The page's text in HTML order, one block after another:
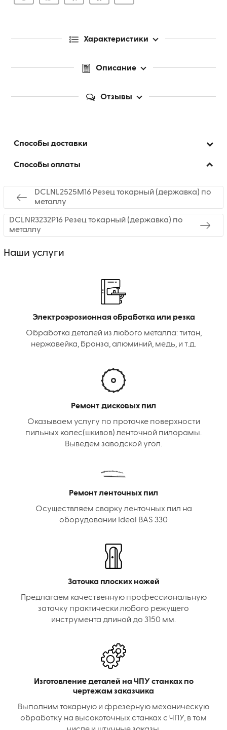
Характеристики
Описание
Отзывы
Способы доставки
Способы оплаты
DCLNL2525M16 Резец токарный (державка) по
металлу
DCLNR3232P16 Резец токарный (державка) по
металлу
Наши услуги
Электроэрозионная обработка или резка
Обработка деталей из любого металла: титан,
нержавейка, бронза, алюминий, медь, и т.д.
Ремонт дисковых пил
Оказываем услугу по проточке поверхности
пильных колес(шкивов) ленточной пилорамы.
Выведем заводской угол.
Ремонт ленточных пил
Осуществляем сварку ленточных пил на
оборудовании Ideal BAS 330
Заточка плоских ножей
Предлагаем качественную профессиональную
заточку практически любого режущего
инструмента длиной до 3150 мм.
Изготовление деталей на ЧПУ станках по
чертежам заказчика
Выполним токарную и фрезерную механическую
обработку на высокоточных станках с ЧПУ, в том